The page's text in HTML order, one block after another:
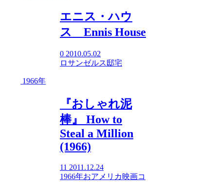
エニス・ハウ
ス Ennis House
0 2010.05.02
ロサンゼルス邸宅
1966年
『おしゃれ泥
棒』 How to
Steal a Million
(1966)
11 2011.12.24
1966年おアメリカ映画コ